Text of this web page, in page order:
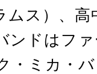
ムス）、高
ンドはフ
・ミカ・